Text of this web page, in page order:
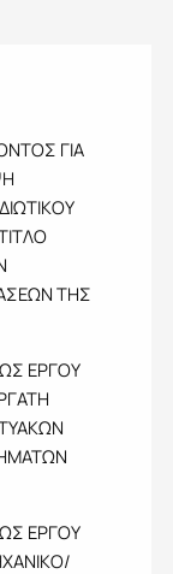
ΓΙΑ
ΤΗΣ
ΕΡΓΟΥ
ΕΡΓΟΥ